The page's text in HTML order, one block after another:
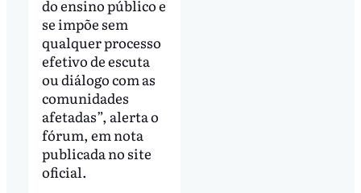
do ensino público e
se impõe sem
qualquer processo
efetivo de escuta
ou diálogo com as
comunidades
afetadas”, alerta o
fórum, em nota
publicada no site
oficial.